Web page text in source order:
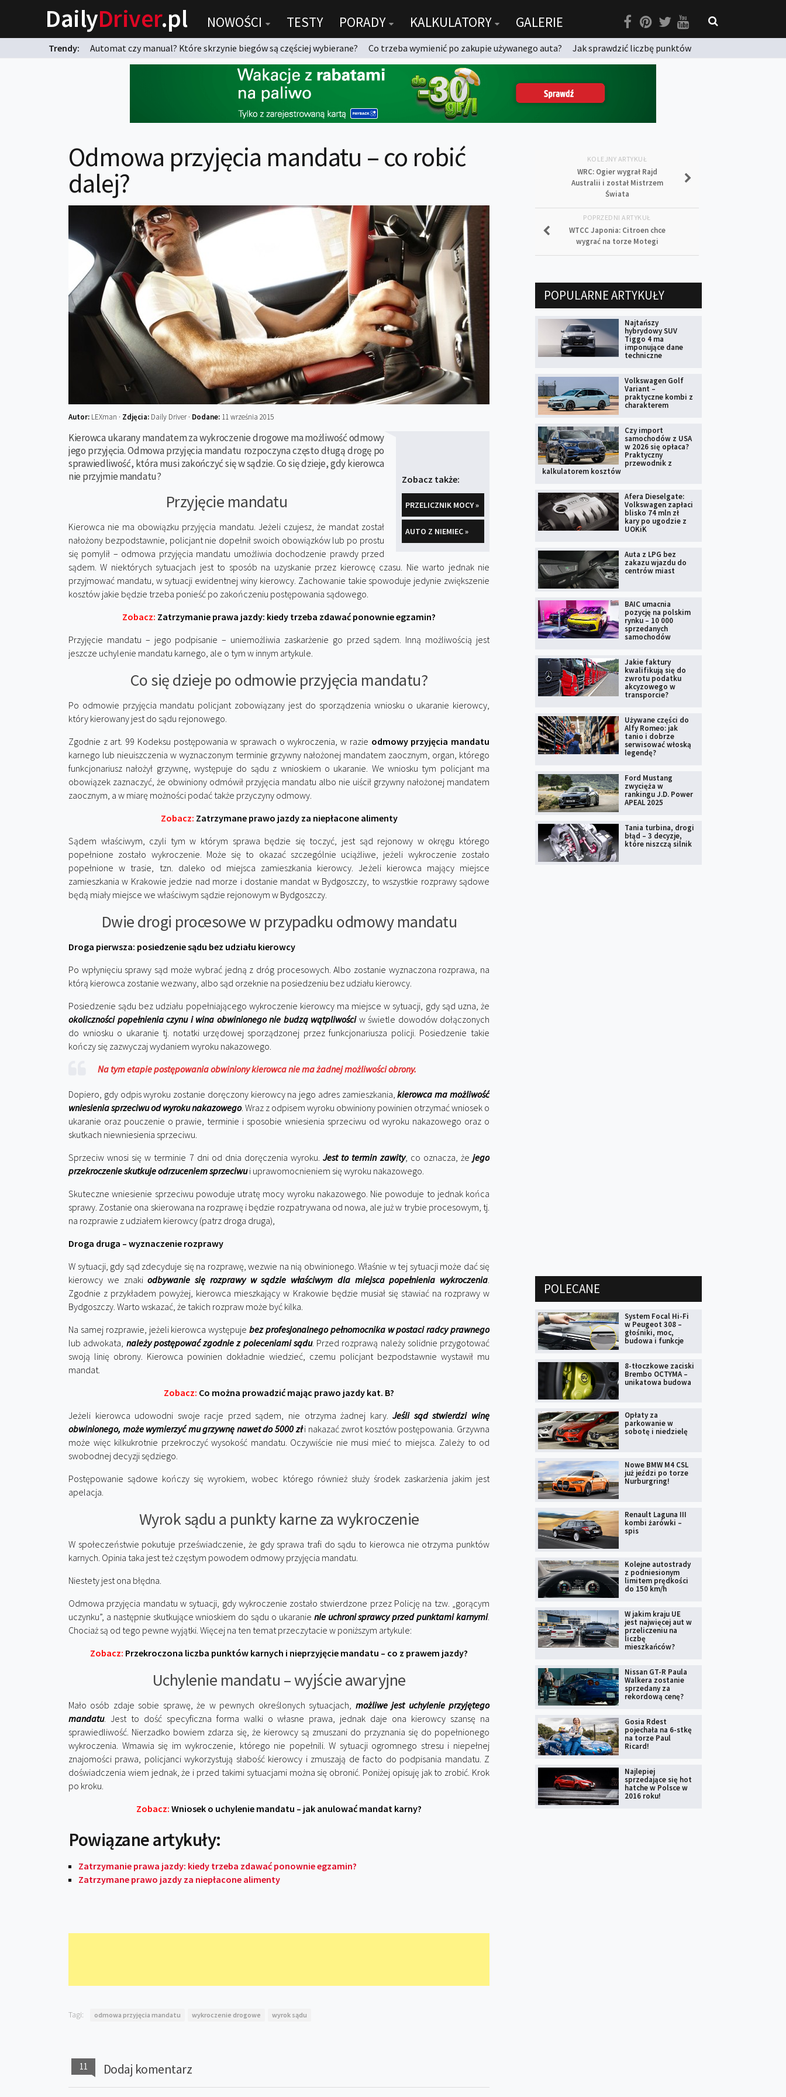
DailyDriver.pl NOWOŚCI TESTY PORADY KALKULATORY GALERIE
Trendy: Automat czy manual? Które skrzynie biegów są częściej wybierane? Co trzeba wymienić po zakupie używanego auta?
Jak sprawdzić liczbę punktów
Odmowa przyjęcia mandatu – co robić
dalej?
Autor: LEXman · Zdjęcia: Daily Driver · Dodane: 11 września 2015
Zobacz także:
PRZELICZNIK MOCY »
AUTO Z NIEMIEC »
Kierowca ukarany mandatem za wykroczenie drogowe ma możliwość odmowy
jego przyjęcia. Odmowa przyjęcia mandatu rozpoczyna często długą drogę po
sprawiedliwość, która musi zakończyć się w sądzie. Co się dzieje, gdy kierowca
nie przyjmie mandatu?
Przyjęcie mandatu
Kierowca nie ma obowiązku przyjęcia mandatu. Jeżeli czujesz, że mandat został
nałożony bezpodstawnie, policjant nie dopełnił swoich obowiązków lub po prostu
się pomylił – odmowa przyjęcia mandatu umożliwia dochodzenie prawdy przed
sądem. W niektórych sytuacjach jest to sposób na uzyskanie przez kierowcę czasu. Nie warto jednak nie
przyjmować mandatu, w sytuacji ewidentnej winy kierowcy. Zachowanie takie spowoduje jedynie zwiększenie
kosztów jakie będzie trzeba ponieść po zakończeniu postępowania sądowego.
Zobacz: Zatrzymanie prawa jazdy: kiedy trzeba zdawać ponownie egzamin?
Przyjęcie mandatu – jego podpisanie – uniemożliwia zaskarżenie go przed sądem. Inną możliwością jest
jeszcze uchylenie mandatu karnego, ale o tym w innym artykule.
Co się dzieje po odmowie przyjęcia mandatu?
Po odmowie przyjęcia mandatu policjant zobowiązany jest do sporządzenia wniosku o ukaranie kierowcy,
który kierowany jest do sądu rejonowego.
Zgodnie z art. 99 Kodeksu postępowania w sprawach o wykroczenia, w razie odmowy przyjęcia mandatu
karnego lub nieuiszczenia w wyznaczonym terminie grzywny nałożonej mandatem zaocznym, organ, którego
funkcjonariusz nałożył grzywnę, występuje do sądu z wnioskiem o ukaranie. We wniosku tym policjant ma
obowiązek zaznaczyć, że obwiniony odmówił przyjęcia mandatu albo nie uiścił grzywny nałożonej mandatem
zaocznym, a w miarę możności podać także przyczyny odmowy.
Zobacz: Zatrzymane prawo jazdy za niepłacone alimenty
Sądem właściwym, czyli tym w którym sprawa będzie się toczyć, jest sąd rejonowy w okręgu którego
popełnione zostało wykroczenie. Może się to okazać szczególnie uciążliwe, jeżeli wykroczenie zostało
popełnione w trasie, tzn. daleko od miejsca zamieszkania kierowcy. Jeżeli kierowca mający miejsce
zamieszkania w Krakowie jedzie nad morze i dostanie mandat w Bydgoszczy, to wszystkie rozprawy sądowe
będą miały miejsce we właściwym sądzie rejonowym w Bydgoszczy.
Dwie drogi procesowe w przypadku odmowy mandatu
Droga pierwsza: posiedzenie sądu bez udziału kierowcy
Po wpłynięciu sprawy sąd może wybrać jedną z dróg procesowych. Albo zostanie wyznaczona rozprawa, na
którą kierowca zostanie wezwany, albo sąd orzeknie na posiedzeniu bez udziału kierowcy.
Posiedzenie sądu bez udziału popełniającego wykroczenie kierowcy ma miejsce w sytuacji, gdy sąd uzna, że
okoliczności popełnienia czynu i wina obwinionego nie budzą wątpliwościw świetle dowodów dołączonych
do wniosku o ukaranie tj. notatki urzędowej sporządzonej przez funkcjonariusza policji. Posiedzenie takie
kończy się zazwyczaj wydaniem wyroku nakazowego.
Na tym etapie postępowania obwiniony kierowca nie ma żadnej możliwości obrony.
Dopiero, gdy odpis wyroku zostanie doręczony kierowcy na jego adres zamieszkania,kierowca ma możliwość
wniesienia sprzeciwu od wyroku nakazowego. Wraz z odpisem wyroku obwiniony powinien otrzymać wniosek o
ukaranie oraz pouczenie o prawie, terminie i sposobie wniesienia sprzeciwu od wyroku nakazowego oraz o
skutkach niewniesienia sprzeciwu.
Sprzeciw wnosi się w terminie 7 dni od dnia doręczenia wyroku.Jest to termin zawity, co oznacza, żejego
przekroczenie skutkuje odrzuceniem sprzeciwui uprawomocnieniem się wyroku nakazowego.
Skuteczne wniesienie sprzeciwu powoduje utratę mocy wyroku nakazowego. Nie powoduje to jednak końca
sprawy. Zostanie ona skierowana na rozprawę i będzie rozpatrywana od nowa, ale już w trybie procesowym, tj.
na rozprawie z udziałem kierowcy (patrz droga druga),
Droga druga – wyznaczenie rozprawy
W sytuacji, gdy sąd zdecyduje się na rozprawę, wezwie na nią obwinionego. Właśnie w tej sytuacji może dać się
kierowcy we znakiodbywanie się rozprawy w sądzie właściwym dla miejsca popełnienia wykroczenia.
Zgodnie z przykładem powyżej, kierowca mieszkający w Krakowie będzie musiał się stawiać na rozprawy w
Bydgoszczy. Warto wskazać, że takich rozpraw może być kilka.
Na samej rozprawie, jeżeli kierowca występuje bez profesjonalnego pełnomocnika w postaci radcy prawnego
lub adwokata, należy postępować zgodnie z poleceniami sądu. Przed rozprawą należy solidnie przygotować
swoją linię obrony. Kierowca powinien dokładnie wiedzieć, czemu policjant bezpodstawnie wystawił mu
mandat.
Zobacz: Co można prowadzić mając prawo jazdy kat. B?
Jeżeli kierowca udowodni swoje racje przed sądem, nie otrzyma żadnej kary.Jeśli sąd stwierdzi winę
obwinionego, może wymierzyć mu grzywnę nawet do 5000 złi nakazać zwrot kosztów postępowania. Grzywna
może więc kilkukrotnie przekroczyć wysokość mandatu. Oczywiście nie musi mieć to miejsca. Zależy to od
swobodnej decyzji sędziego.
Postępowanie sądowe kończy się wyrokiem, wobec którego również służy środek zaskarżenia jakim jest
apelacja.
Wyrok sądu a punkty karne za wykroczenie
W społeczeństwie pokutuje przeświadczenie, że gdy sprawa trafi do sądu to kierowca nie otrzyma punktów
karnych. Opinia taka jest też częstym powodem odmowy przyjęcia mandatu.
Niestety jest ona błędna.
Odmowa przyjęcia mandatu w sytuacji, gdy wykroczenie zostało stwierdzone przez Policję na tzw. „gorącym
uczynku”, a następnie skutkujące wnioskiem do sądu o ukaranie nie uchroni sprawcy przed punktami karnymi.
Chociaż są od tego pewne wyjątki. Więcej na ten temat przeczytacie w poniższym artykule:
Zobacz: Przekroczona liczba punktów karnych i nieprzyjęcie mandatu – co z prawem jazdy?
Uchylenie mandatu – wyjście awaryjne
Mało osób zdaje sobie sprawę, że w pewnych określonych sytuacjach, możliwe jest uchylenie przyjętego
mandatu. Jest to dość specyficzna forma walki o własne prawa, jednak daje ona kierowcy szansę na
sprawiedliwość. Nierzadko bowiem zdarza się, że kierowcy są zmuszani do przyznania się do popełnionego
wykroczenia. Wmawia się im wykroczenie, którego nie popełnili. W sytuacji ogromnego stresu i niepełnej
znajomości prawa, policjanci wykorzystują słabość kierowcy i zmuszają de facto do podpisania mandatu. Z
doświadczenia wiem jednak, że i przed takimi sytuacjami można się obronić. Poniżej opisuję jak to zrobić. Krok
po kroku.
Zobacz: Wniosek o uchylenie mandatu – jak anulować mandat karny?
Powiązane artykuły:
Zatrzymanie prawa jazdy: kiedy trzeba zdawać ponownie egzamin?
Zatrzymane prawo jazdy za niepłacone alimenty
Tagi: odmowa przyjęcia mandatu wykroczenie drogowe wyrok sądu
11 Dodaj komentarz
KOLEJNY ARTYKUŁ
WRC: Ogier wygrał Rajd
Australii i został Mistrzem
Świata
POPRZEDNI ARTYKUŁ
WTCC Japonia: Citroen chce
wygrać na torze Motegi
POPULARNE ARTYKUŁY
Najtańszy
hybrydowy SUV
Tiggo 4 ma
imponujące dane
techniczne
Volkswagen Golf
Variant –
praktyczne kombi z
charakterem
Czy import
samochodów z USA
w 2026 się opłaca?
Praktyczny
przewodnik z
kalkulatorem kosztów
Afera Dieselgate:
Volkswagen zapłaci
blisko 74 mln zł
kary po ugodzie z
UOKiK
Auta z LPG bez
zakazu wjazdu do
centrów miast
BAIC umacnia
pozycję na polskim
rynku – 10 000
sprzedanych
samochodów
Jakie faktury
kwalifikują się do
zwrotu podatku
akcyzowego w
transporcie?
Używane części do
Alfy Romeo: jak
tanio i dobrze
serwisować włoską
legendę?
Ford Mustang
zwycięża w
rankingu J.D. Power
APEAL 2025
Tania turbina, drogi
błąd – 3 decyzje,
które niszczą silnik
POLECANE
System Focal Hi-Fi
w Peugeot 308 –
głośniki, moc,
budowa i funkcje
8-tłoczkowe zaciski
Brembo OCTYMA –
unikatowa budowa
Opłaty za
parkowanie w
sobotę i niedzielę
Nowe BMW M4 CSL
już jeździ po torze
Nurburgring!
Renault Laguna III
kombi żarówki –
spis
Kolejne autostrady
z podniesionym
limitem prędkości
do 150 km/h
W jakim kraju UE
jest najwięcej aut w
przeliczeniu na
liczbę
mieszkańców?
Nissan GT-R Paula
Walkera zostanie
sprzedany za
rekordową cenę?
Gosia Rdest
pojechała na 6-stkę
na torze Paul
Ricard!
Najlepiej
sprzedające się hot
hatche w Polsce w
2016 roku!